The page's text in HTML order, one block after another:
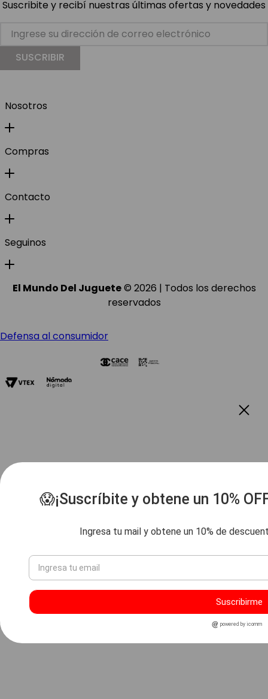
Suscribite y recibí nuestras últimas ofertas y novedades
SUSCRIBIR
Nosotros
Compras
Contacto
Seguinos
El Mundo Del Juguete© 2026 | Todos los derechos
reservados
Defensa al consumidor
😱¡Suscríbite y obtene un 10%
Ingresa tu mail y obtene un 10% de
Suscribirme
powered by icomm